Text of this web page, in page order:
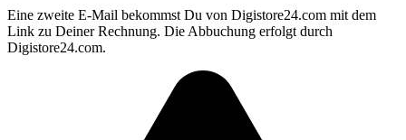
Eine zweite E-Mail bekommst Du von Digistore24.com mit dem
Link zu Deiner Rechnung. Die Abbuchung erfolgt durch
Digistore24.com.